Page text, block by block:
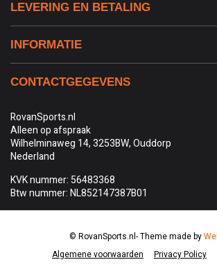
LEVERING EN BETALING
INFORMATIE
CONTACTGEGEVENS
RovanSports.nl
Alleen op afspraak
Wilhelminaweg 14, 3253BW, Ouddorp
Nederland
KVK nummer: 56483368
Btw nummer: NL852147387B01
Algemene voorwaarden Privacy Policy
© RovanSports.nl- Theme made by